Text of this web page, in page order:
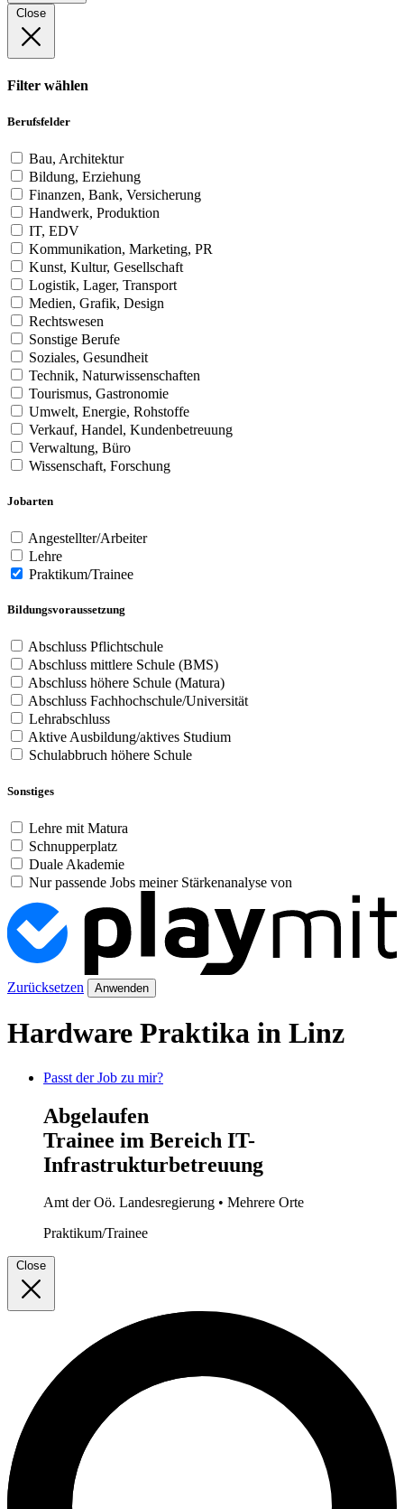
Close
Filter wählen
Berufsfelder
Bau, Architektur
Bildung, Erziehung
Finanzen, Bank, Versicherung
Handwerk, Produktion
IT, EDV
Kommunikation, Marketing, PR
Kunst, Kultur, Gesellschaft
Logistik, Lager, Transport
Medien, Grafik, Design
Rechtswesen
Sonstige Berufe
Soziales, Gesundheit
Technik, Naturwissenschaften
Tourismus, Gastronomie
Umwelt, Energie, Rohstoffe
Verkauf, Handel, Kundenbetreuung
Verwaltung, Büro
Wissenschaft, Forschung
Jobarten
Angestellter/Arbeiter
Lehre
Praktikum/Trainee
Bildungsvoraussetzung
Abschluss Pflichtschule
Abschluss mittlere Schule (BMS)
Abschluss höhere Schule (Matura)
Abschluss Fachhochschule/Universität
Lehrabschluss
Aktive Ausbildung/aktives Studium
Schulabbruch höhere Schule
Sonstiges
Lehre mit Matura
Schnupperplatz
Duale Akademie
Nur passende Jobs meiner Stärkenanalyse von
Zurücksetzen Anwenden
Hardware Praktika in Linz
Passt der Job zu mir?
Abgelaufen
Trainee im Bereich IT-
Infrastrukturbetreuung
Amt der Oö. Landesregierung • Mehrere Orte
Praktikum/Trainee
Close